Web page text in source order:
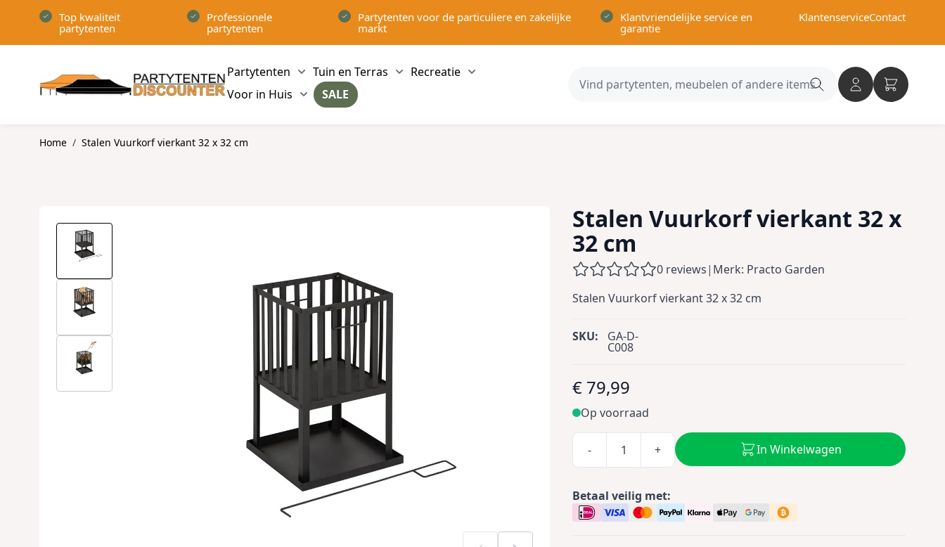
Top kwaliteit
partytenten
Professionele
partytenten
Partytenten voor de particuliere en zakelijke
markt
Klantvriendelijke service en
garantie
KlantenserviceContact
Partytenten
Show submenu for Partytenten category
Tuin en Terras
Show submenu for Tuin en Terras category
Recreatie
Show submenu for Recreatie category
Voor in Huis
Show submenu for Voor in Huis category
SALE
Search
Home / Stalen Vuurkorf vierkant 32 x 32 cm
Stalen Vuurkorf vierkant 32 x
32 cm
0 reviews| Merk: Practo Garden
Stalen Vuurkorf vierkant 32 x 32 cm
SKU: GA-D-
C008
€ 79,99
Op voorraad
- + In Winkelwagen
Betaal veilig met: